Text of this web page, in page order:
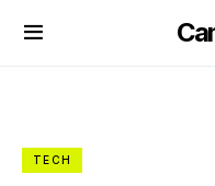
TECH